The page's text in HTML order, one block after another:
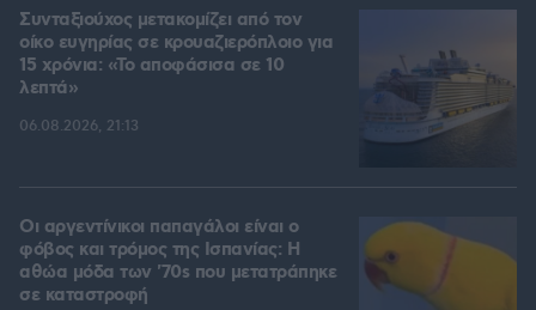
Συνταξιούχος μετακομίζει από τον
οίκο ευγηρίας σε κρουαζιερόπλοιο για
15 χρόνια: «Το αποφάσισα σε 10
λεπτά»
06.08.2026, 21:13
Οι αργεντίνικοι παπαγάλοι είναι ο
φόβος και τρόμος της Ισπανίας: Η
αθώα μόδα των '70s που μετατράπηκε
σε καταστροφή